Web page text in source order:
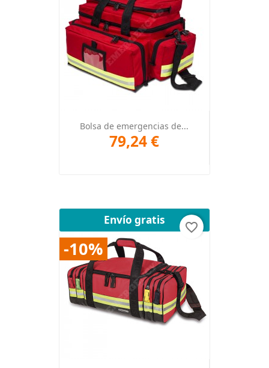
Bolsa de emergencias de...
79,24 €
Envío gratis
-10%
favorite_border